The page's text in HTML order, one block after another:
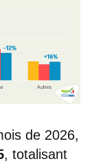
de 2026,
, totalisant